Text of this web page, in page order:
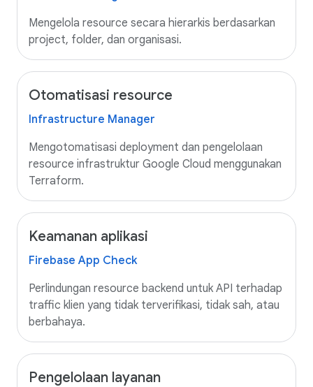
Mengelola resource secara hierarkis berdasarkan
project, folder, dan organisasi.
Otomatisasi resource
Infrastructure Manager
Mengotomatisasi deployment dan pengelolaan
resource infrastruktur Google Cloud menggunakan
Terraform.
Keamanan aplikasi
Firebase App Check
Perlindungan resource backend untuk API terhadap
traffic klien yang tidak terverifikasi, tidak sah, atau
berbahaya.
Pengelolaan layanan